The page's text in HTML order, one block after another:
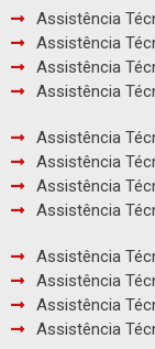
Assistência
Assistência
Assistência
Assistência
Assistência
Assistência
Assistência
Assistência
Assistência
Assistência
Assistência
Assistência